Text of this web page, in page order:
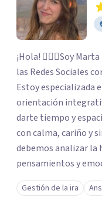
¡Hola! 🙋🏼‍♀️Soy
las Redes Sociales
Estoy especializada en
orientación integrativa. Ayudo a las personas
darte tiempo y espacio para que te mires hacia
con calma, cariño y
debemos analizar la historia que te cuentan tus
pensamientos y emociones, hallando
cómos, tus porqués, tus cuándos y tus dóndes a lo largo
de tu vida. Así, podrás desenredar el lío que es vivir, podrás
Gestión de la ira